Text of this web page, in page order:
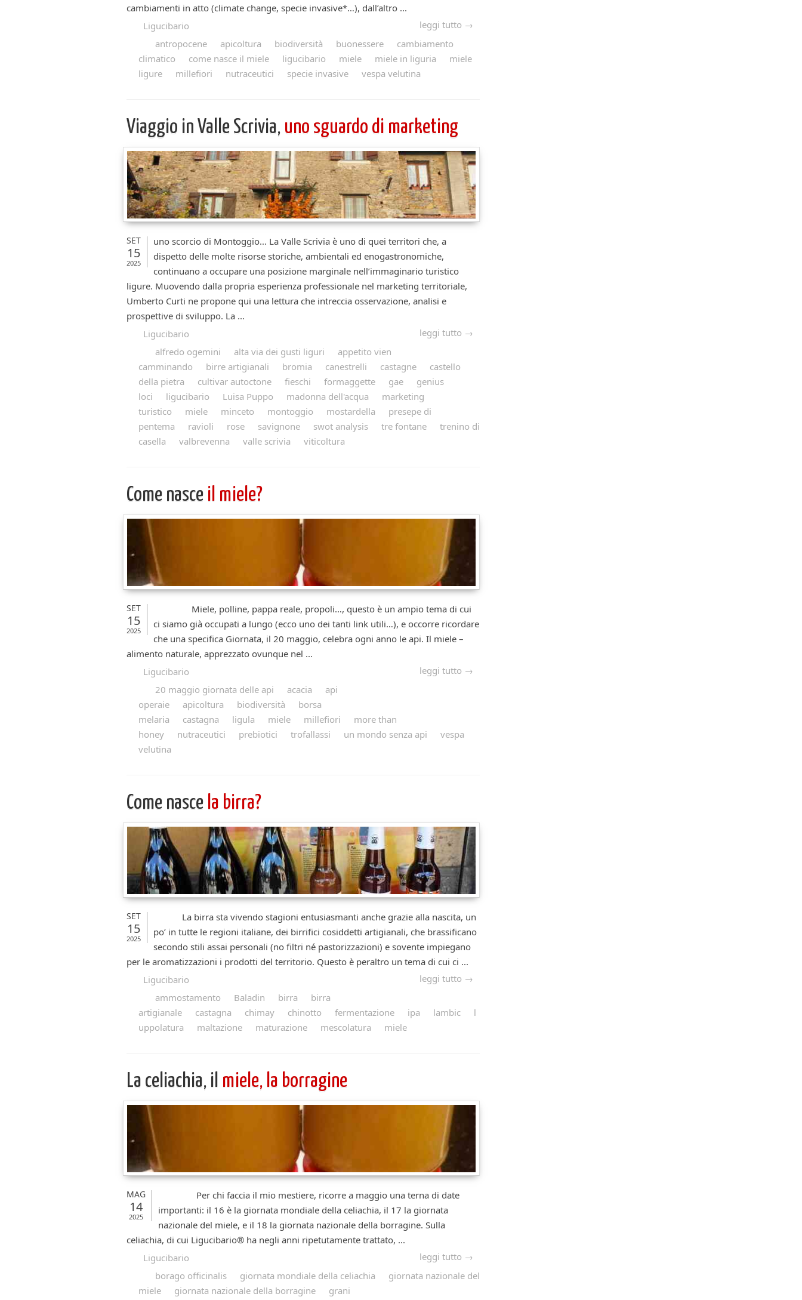
cambiamenti in atto (climate change, specie invasive*…), dall’altro ...
leggi tutto →
Ligucibario
antropocene
apicoltura biodiversità buonessere
cambiamento
climatico
come nasce il miele ligucibario miele miele in liguria
miele
ligure
millefiori nutraceutici specie invasive vespa velutina
Viaggio in Valle Scrivia, uno sguardo di marketing
SET
15
2025
uno scorcio di Montoggio… La Valle Scrivia è uno di quei territori che, a
dispetto delle molte risorse storiche, ambientali ed enogastronomiche,
continuano a occupare una posizione marginale nell’immaginario turistico
ligure. Muovendo dalla propria esperienza professionale nel marketing territoriale,
Umberto Curti ne propone qui una lettura che intreccia osservazione, analisi e
prospettive di sviluppo. La ...
leggi tutto →
Ligucibario
alfredo ogemini
alta via dei gusti liguri
appetito vien
camminando
birre artigianali bromia canestrelli castagne
castello
della pietra
cultivar autoctone fieschi formaggette gae
genius
loci
ligucibario Luisa Puppo madonna dell'acqua
marketing
turistico
miele minceto montoggio mostardella
presepe di
pentema
ravioli rose savignone swot analysis tre fontane
trenino di
casella
valbrevenna valle scrivia viticoltura
Come nasce il miele?
SET
15
2025
Miele, polline, pappa reale, propoli…, questo è un ampio tema di cui
ci siamo già occupati a lungo (ecco uno dei tanti link utili…), e occorre ricordare
che una specifica Giornata, il 20 maggio, celebra ogni anno le api. Il miele –
alimento naturale, apprezzato ovunque nel ...
leggi tutto →
Ligucibario
20 maggio giornata delle api
acacia
api
operaie
apicoltura biodiversità
borsa
melaria
castagna ligula miele millefiori
more than
honey
nutraceutici prebiotici trofallassi un mondo senza api
vespa
velutina
Come nasce la birra?
SET
15
2025
La birra sta vivendo stagioni entusiasmanti anche grazie alla nascita, un
po’ in tutte le regioni italiane, dei birrifici cosiddetti artigianali, che brassificano
secondo stili assai personali (no filtri né pastorizzazioni) e sovente impiegano
per le aromatizzazioni i prodotti del territorio. Questo è peraltro un tema di cui ci ...
leggi tutto →
Ligucibario
ammostamento
Baladin birra
birra
artigianale
castagna chimay chinotto fermentazione ipa lambic
l
uppolatura
maltazione maturazione mescolatura miele
La celiachia, il miele, la borragine
MAG
14
2025
Per chi faccia il mio mestiere, ricorre a maggio una terna di date
importanti: il 16 è la giornata mondiale della celiachia, il 17 la giornata
nazionale del miele, e il 18 la giornata nazionale della borragine. Sulla
celiachia, di cui Ligucibario® ha negli anni ripetutamente trattato, ...
leggi tutto →
Ligucibario
borago officinalis
giornata mondiale della celiachia
giornata nazionale del
miele
giornata nazionale della borragine
grani